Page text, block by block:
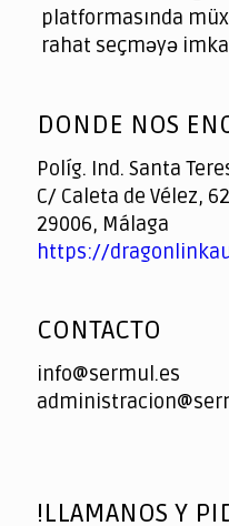
platformasında
rahat seçməyə
of
DONDE NOS
Políg. Ind. Santa
C/ Caleta de Vélez, 62
29006, Málaga
https://
CONTACTO
info@sermul.es
!LLAMANOS Y